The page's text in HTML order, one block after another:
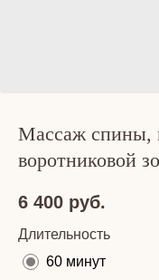
Массаж спины,
воротниковой
6 400 руб.
Длительность
60 минут